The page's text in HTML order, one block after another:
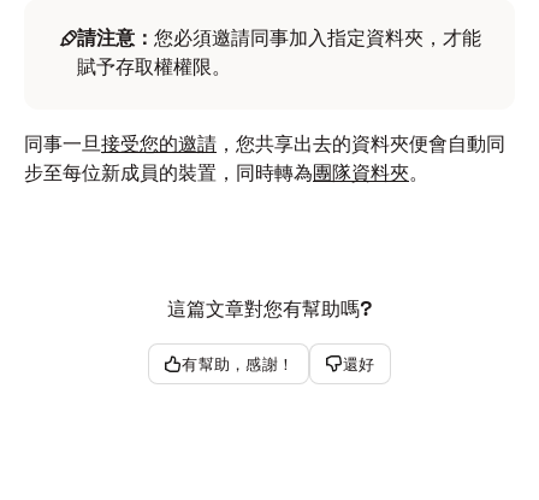
請注意： 您必須邀請同事加入指定資料夾，才能
賦予存取權權限。
同事一旦接受您的邀請 ，您共享出去的資料夾便會自動同
步至每位新成員的裝置，同時轉為團隊資料夾。
這篇文章對您有幫助嗎?
有幫助，感謝！ 還好